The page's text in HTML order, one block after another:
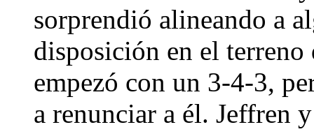
sorprendió alineando a
disposición en el
empezó con un 3-4-3,
a renunciar a él. Jeffren